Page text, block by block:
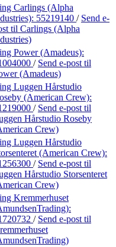
Carlings (Alpha
55219140 / Send e-
til Carlings (Alpha
Power (Amadeus):
/ Send e-post til
(Amadeus)
Luggen Hårstudio
(American Crew):
/ Send e-post til
Hårstudio Roseby
Crew)
Luggen Hårstudio
(American Crew):
/ Send e-post til
Hårstudio Storsenteret
Crew)
Kremmerhuset
/ Send e-post til